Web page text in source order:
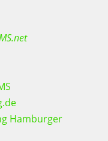
Hamburger